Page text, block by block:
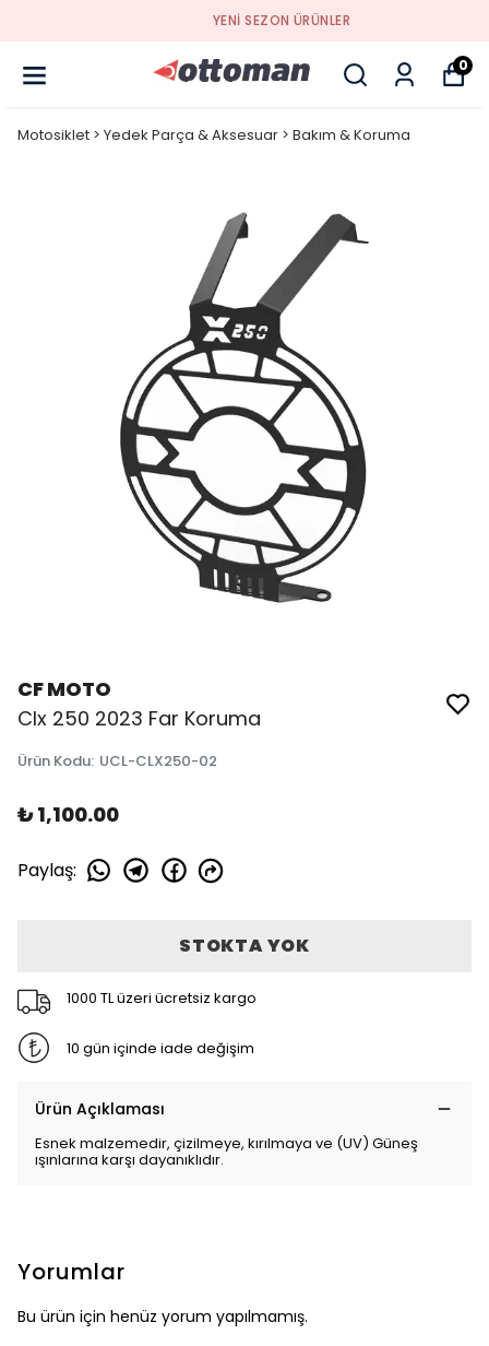
YENI SEZON ÜRÜNLER
0
Motosiklet > Yedek Parça & Aksesuar > Bakım & Koruma
CF MOTO
Clx 250 2023 Far Koruma
Ürün Kodu: UCL-CLX250-02
₺ 1,100.00
Paylaş:
STOKTA YOK
1000 TL üzeri ücretsiz kargo
10 gün içinde iade değişim
Ürün Açıklaması
Esnek malzemedir, çizilmeye, kırılmaya ve (UV) Güneş
ışınlarına karşı dayanıklıdır.
Yorumlar
Bu ürün için henüz yorum yapılmamış.